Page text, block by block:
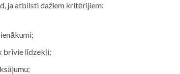
ja atbilsti dažiem kritērijiem:
brīvie līdzekļi;